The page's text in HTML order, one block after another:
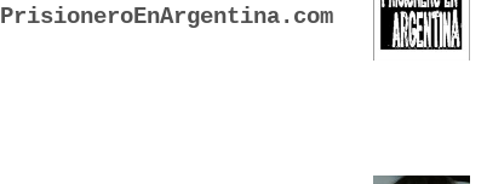
PrisioneroEnArgentina.com